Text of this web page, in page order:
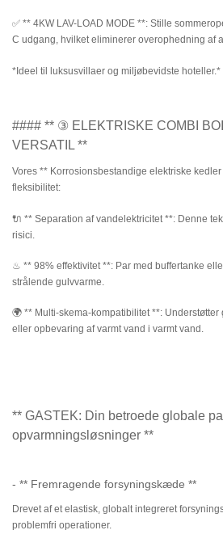
✅ ** 4KW LAV-LOAD MODE **: Stille
C udgang, hvilket eliminerer overophedning af
*Ideel til luksusvillaer og miljøbevidste hoteller.*
#### ** ③ ELEKTRISKE COMBI
VERSATIL **
Vores ** Korrosionsbestandige elektriske
fleksibilitet:
🔌 ** Separation af vandelektricitet **: Denne
risici.
♨ ** 98% effektivitet **: Par med buffertanke
strålende gulvvarme.
🌍 ** Multi-skema-kompatibilitet **:
eller opbevaring af varmt vand i varmt vand.
** GASTEK: Din betroede globale
opvarmningsløsninger **
- ** Fremragende forsyningskæde **
Drevet af et elastisk, globalt integreret
problemfri operationer.